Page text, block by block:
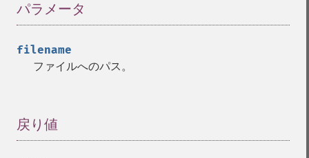
パラメータ
filename
ファイルへのパス。
戻り値